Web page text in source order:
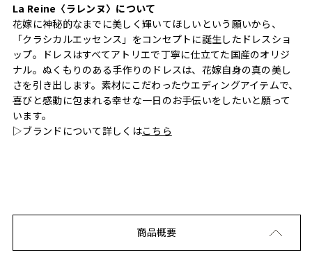
La Reine〈ラレンヌ〉について
花嫁に神秘的なまでに美しく輝いてほしいという願いから、
「クラシカルエッセンス」をコンセプトに誕生したドレスショ
ップ。ドレスはすべてアトリエで丁寧に仕立てた国産のオリジ
ナル。ぬくもりのある手作りのドレスは、花嫁自身の真の美し
さを引き出します。素材にこだわったウエディングアイテムで、
喜びと感動に包まれる幸せな一日のお手伝いをしたいと願って
います。
▷ブランドについて詳しくはこちら
商品概要